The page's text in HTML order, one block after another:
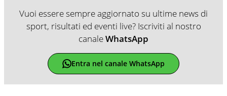
Vuoi essere sempre aggiornato su ultime news di
sport, risultati ed eventi live? Iscriviti al nostro
canaleWhatsApp
Entra nel canale WhatsApp